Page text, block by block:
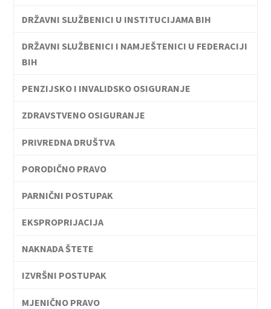
DRŽAVNI SLUŽBENICI U INSTITUCIJAMA BIH
DRŽAVNI SLUŽBENICI I NAMJEŠTENICI U FEDERACIJI
BIH
PENZIJSKO I INVALIDSKO OSIGURANJE
ZDRAVSTVENO OSIGURANJE
PRIVREDNA DRUŠTVA
PORODIČNO PRAVO
PARNIČNI POSTUPAK
EKSPROPRIJACIJA
NAKNADA ŠTETE
IZVRŠNI POSTUPAK
MJENIČNO PRAVO